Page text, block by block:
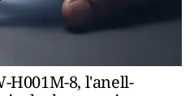
H001M-8, l'anell-